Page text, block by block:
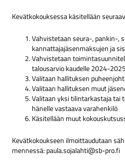
Kevätkokouksessa käsitellään
Vahvistetaan seura-, pankin-,
kannattajajäsenmaksujen ja
Vahvistetaan
talousarvio kaudelle 2024-2025
Valitaan hallituksen
Valitaan hallituksen muut
Valitaan yksi tilintarkastaja tai
hänelle vastaava varahenkilö
Käsitellään muut
Kevätkokoukseen ilmoittaudutaan
mennessä: paula.sojalahti@sb-pro.fi